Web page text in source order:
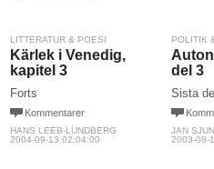
LITTERATUR & POESI
Kärlek i Venedig,
kapitel 3
Forts
Kommentarer
HANS LEEB-LUNDBERG
2004-09-13 02:04:00
POLITIK
del 3
Sista
JAN
2003-08-